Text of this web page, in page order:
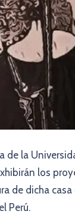
la
los
de dicha
Perú.